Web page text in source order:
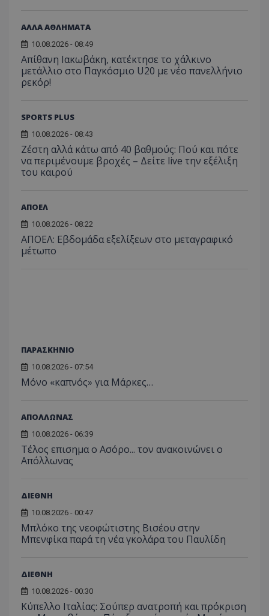
ΑΛΛΑ ΑΘΛΗΜΑΤΑ
10.08.2026 - 08:49
Απίθανη Ιακωβάκη, κατέκτησε το χάλκινο
μετάλλιο στο Παγκόσμιο U20 με νέο πανελλήνιο
ρεκόρ!
SPORTS PLUS
10.08.2026 - 08:43
Ζέστη αλλά κάτω από 40 βαθμούς: Πού και πότε
να περιμένουμε βροχές – Δείτε live την εξέλιξη
του καιρού
ΑΠΟΕΛ
10.08.2026 - 08:22
ΑΠΟΕΛ: Εβδομάδα εξελίξεων στο μεταγραφικό
μέτωπο
ΠΑΡΑΣΚΗΝΙΟ
10.08.2026 - 07:54
Μόνο «καπνός» για Μάρκες…
ΑΠΟΛΛΩΝΑΣ
10.08.2026 - 06:39
Tέλος επισημα ο Ασόρο... τον ανακοινώνει ο
Απόλλωνας
ΔΙΕΘΝΗ
10.08.2026 - 00:47
Μπλόκο της νεοφώτιστης Βισέου στην
Μπενφίκα παρά τη νέα γκολάρα του Παυλίδη
ΔΙΕΘΝΗ
10.08.2026 - 00:30
Κύπελλο Ιταλίας: Σούπερ ανατροπή και πρόκριση